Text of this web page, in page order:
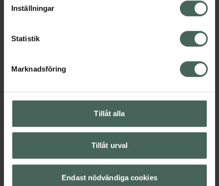
Inställningar
Statistik
Marknadsföring
Tillåt alla
Tillåt urval
Endast nödvändiga cookies
Kronans Apotek finns här för dig. Du hittar oss från Skåne i
datorn. Oavsett vem du är så är det vårt uppdrag att
med oss.
Kundservice
Kontakta oss
Hitta apotek
Leverans, betalning och retur
Kundklubb